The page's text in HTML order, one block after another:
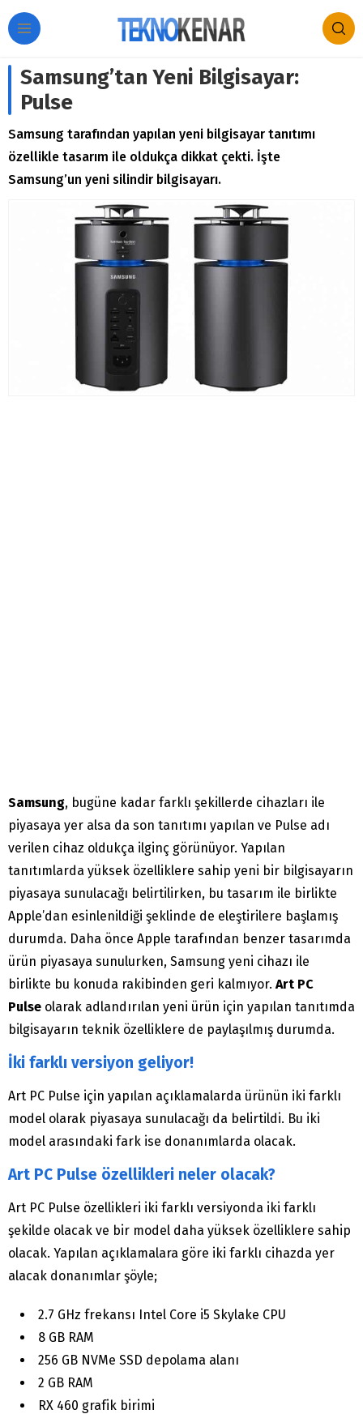
Samsung’tan Yeni Bilgisayar:
Pulse
Samsung tarafından yapılan yeni bilgisayar tanıtımı
özellikle tasarım ile oldukça dikkat çekti. İşte
Samsung’un yeni silindir bilgisayarı.
Samsung, bugüne kadar farklı şekillerde cihazları ile
piyasaya yer alsa da son tanıtımı yapılan ve Pulse adı
verilen cihaz oldukça ilginç görünüyor. Yapılan
tanıtımlarda yüksek özelliklere sahip yeni bir bilgisayarın
piyasaya sunulacağı belirtilirken, bu tasarım ile birlikte
Apple’dan esinlenildiği şeklinde de eleştirilere başlamış
durumda. Daha önce Apple tarafından benzer tasarımda
ürün piyasaya sunulurken, Samsung yeni cihazı ile
birlikte bu konuda rakibinden geri kalmıyor. Art PC
Pulse olarak adlandırılan yeni ürün için yapılan tanıtımda
bilgisayarın teknik özelliklere de paylaşılmış durumda.
İki farklı versiyon geliyor!
Art PC Pulse için yapılan açıklamalarda ürünün iki farklı
model olarak piyasaya sunulacağı da belirtildi. Bu iki
model arasındaki fark ise donanımlarda olacak.
Art PC Pulse özellikleri neler olacak?
Art PC Pulse özellikleri iki farklı versiyonda iki farklı
şekilde olacak ve bir model daha yüksek özelliklere sahip
olacak. Yapılan açıklamalara göre iki farklı cihazda yer
alacak donanımlar şöyle;
2.7 GHz frekansı Intel Core i5 Skylake CPU
8 GB RAM
256 GB NVMe SSD depolama alanı
2 GB RAM
RX 460 grafik birimi